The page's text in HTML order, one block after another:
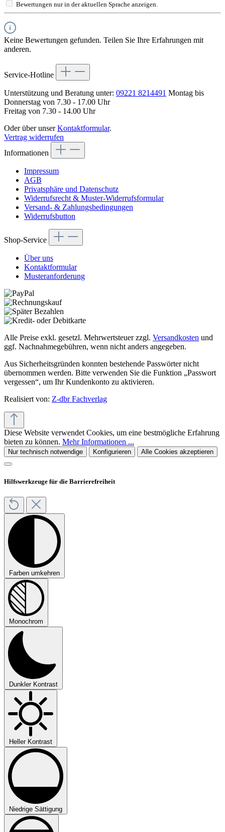
Bewertungen nur in der aktuellen Sprache anzeigen.
Keine Bewertungen gefunden. Teilen Sie Ihre Erfahrungen mit
anderen.
Service-Hotline
Unterstützung und Beratung unter: 09221 8214491 Montag bis
Donnerstag von 7.30 - 17.00 Uhr
Freitag von 7.30 - 14.00 Uhr
Oder über unserKontaktformular.
Vertrag widerrufen
Informationen
Impressum
AGB
Privatsphäre und Datenschutz
Widerrufsrecht & Muster-Widerrufsformular
Versand- & Zahlungsbedingungen
Widerrufsbutton
Shop-Service
Über uns
Kontaktformular
Musteranforderung
Alle Preise exkl. gesetzl. Mehrwertsteuer zzgl. Versandkosten und
ggf. Nachnahmegebühren, wenn nicht anders angegeben.
Aus Sicherheitsgründen konnten bestehende Passwörter nicht
übernommen werden. Bitte verwenden Sie die Funktion „Passwort
vergessen“, um Ihr Kundenkonto zu aktivieren.
Realisiert von: Z-dbr Fachverlag
Diese Website verwendet Cookies, um eine bestmögliche Erfahrung
bieten zu können. Mehr Informationen ...
Nur technisch notwendige Konfigurieren Alle Cookies akzeptieren
Hilfswerkzeuge für die Barrierefreiheit
Farben umkehren
Monochrom
Dunkler Kontrast
Heller Kontrast
Niedrige Sättigung